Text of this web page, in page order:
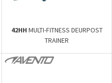
42HH MULTI-FITNESS DEURPOST
TRAINER